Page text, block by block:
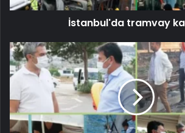
İstanbul'da tramvay